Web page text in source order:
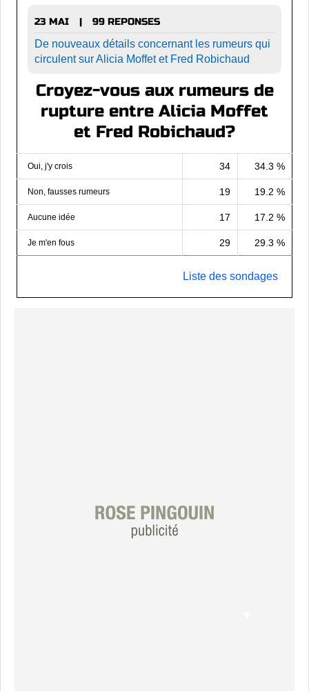
23 MAI |
99 REPONSES
De nouveaux détails concernant les rumeurs qui
circulent sur Alicia Moffet et Fred Robichaud
Croyez-vous aux rumeurs de
rupture entre Alicia Moffet
et Fred Robichaud?
Oui, j'y crois 34 34.3 %
Non, fausses rumeurs 19 19.2 %
Aucune idée 17 17.2 %
Je m'en fous 29 29.3 %
Liste des sondages